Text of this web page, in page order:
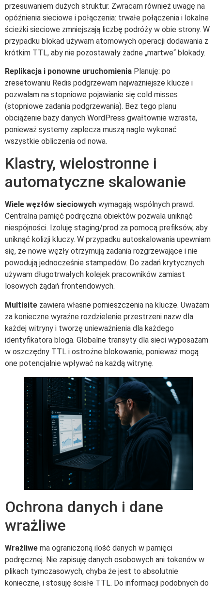
przesuwaniem dużych struktur. Zwracam również uwagę na
opóźnienia sieciowe i połączenia: trwałe połączenia i lokalne
ścieżki sieciowe zmniejszają liczbę podróży w obie strony. W
przypadku blokad używam atomowych operacji dodawania z
krótkim TTL, aby nie pozostawały żadne „martwe“ blokady.
Replikacja i ponowne uruchomienia Planuję: po
zresetowaniu Redis podgrzewam najważniejsze klucze i
pozwalam na stopniowe pojawianie się cold misses
(stopniowe zadania podgrzewania). Bez tego planu
obciążenie bazy danych WordPress gwałtownie wzrasta,
ponieważ systemy zaplecza muszą nagle wykonać
wszystkie obliczenia od nowa.
Klastry, wielostronne i
automatyczne skalowanie
Wiele węzłów sieciowych wymagają wspólnych prawd.
Centralna pamięć podręczna obiektów pozwala uniknąć
niespójności. Izoluję staging/prod za pomocą prefiksów, aby
uniknąć kolizji kluczy. W przypadku autoskalowania upewniam
się, że nowe węzły otrzymują zadania rozgrzewające i nie
powodują jednocześnie stampedów. Do zadań krytycznych
używam długotrwałych kolejek pracowników zamiast
losowych żądań frontendowych.
Multisite zawiera własne pomieszczenia na klucze. Uważam
za konieczne wyraźne rozdzielenie przestrzeni nazw dla
każdej witryny i tworzę unieważnienia dla każdego
identyfikatora bloga. Globalne transyty dla sieci wyposażam
w oszczędny TTL i ostrożne blokowanie, ponieważ mogą
one potencjalnie wpływać na każdą witrynę.
Ochrona danych i dane
wrażliwe
Wrażliwe ma ograniczoną ilość danych w pamięci
podręcznej. Nie zapisuję danych osobowych ani tokenów w
plikach tymczasowych, chyba że jest to absolutnie
konieczne, i stosuję ścisłe TTL. Do informacji podobnych do